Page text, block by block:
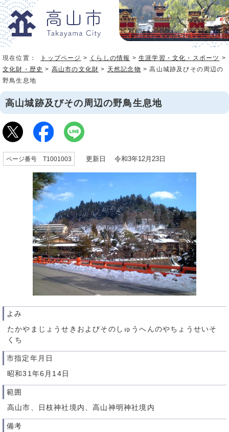
現在位置： トップページ > くらしの情報 >生涯学習・文化・スポーツ >
文化財・歴史 > 高山市の文化財 > 天然記念物 > 高山城跡及びその周辺の
野鳥生息地
高山城跡及びその周辺の野鳥生息地
ページ番号 T1001003 更新日 令和3年12月23日
よみ
たかやまじょうせきおよびそのしゅうへんのやちょうせいそ
くち
市指定年月日
昭和31年6月14日
範囲
高山市、日枝神社境内、高山神明神社境内
備考